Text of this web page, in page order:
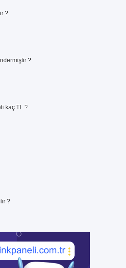
?
?
kaç TL ?
?